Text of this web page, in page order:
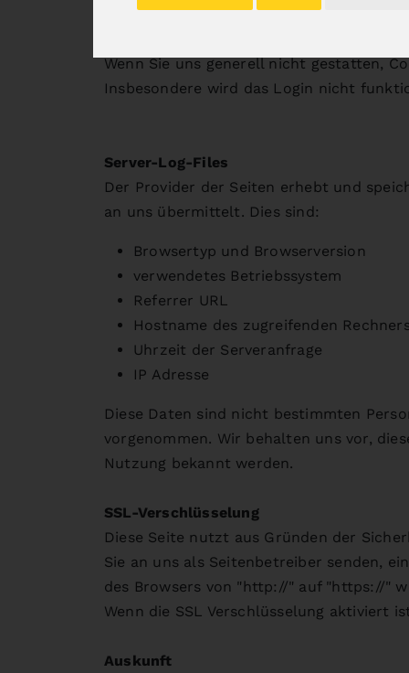
Wenn Sie uns generell nicht gestatten,
Insbesondere wird das Login nicht
Server-Log-Files
Der Provider der Seiten erhebt und
an uns übermittelt. Dies sind:
Browsertyp und Browserversion
verwendetes Betriebssystem
Referrer URL
Hostname des zugreifenden Rechners
Uhrzeit der Serveranfrage
IP Adresse
Diese Daten sind nicht bestimmten
vorgenommen. Wir behalten uns vor,
Nutzung bekannt werden.
SSL-Verschlüsselung
Diese Seite nutzt aus Gründen der
Sie an uns als Seitenbetreiber senden,
des Browsers von "http://" auf "https://"
Wenn die SSL Verschlüsselung aktiviert
Auskunft